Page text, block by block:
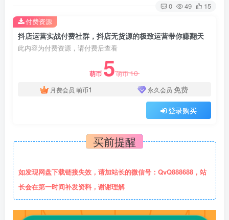
0 49 15
抖店运营实战付费社群，抖店无货源的极致运营带你赚翻天
此内容为付费资源，请付费后查看
萌币 5萌币10
月费会员 萌币1 永久会员 免费
登录购买
付费资源
买前提醒
如发现网盘下载链接失效，请加站长的微信号：QvQ888688，站
长会在第一时间补发资料，谢谢理解